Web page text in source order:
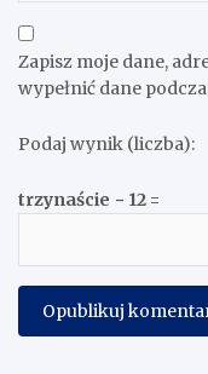
Zapisz moje dane,
wypełnić dane
Podaj wynik (liczba):
trzynaście − 12 =